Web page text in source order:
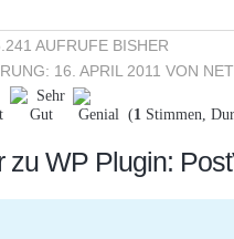
AUFRUFE BISHER
16. APRIL 2011 VON
(1 Stimmen,
zu WP Plugin: